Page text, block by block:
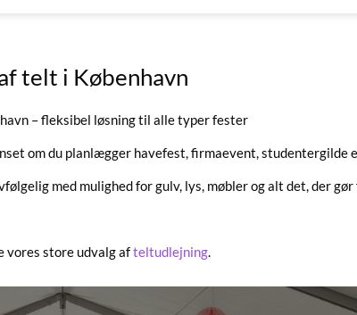
telt i København
– fleksibel løsning til alle typer fester
om du planlægger havefest, firmaevent, studentergilde
med mulighed for gulv, lys, møbler og alt det, der
vores store udvalg afteltudlejning.